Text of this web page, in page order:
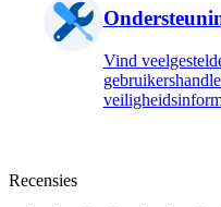
Vind
Recensies